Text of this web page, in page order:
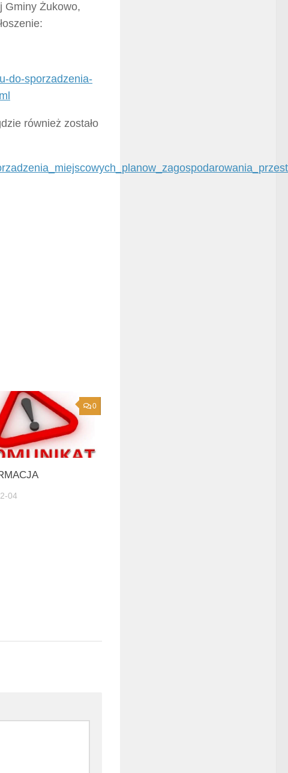
Gminy Żukowo,
do-sporzadzenia-
również zostało
0
04